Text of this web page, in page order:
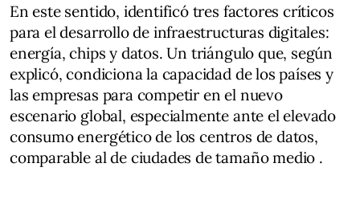
En este sentido, identificó tres factores críticos
para el desarrollo de infraestructuras digitales:
energía, chips y datos. Un triángulo que, según
explicó, condiciona la capacidad de los países y
las empresas para competir en el nuevo
escenario global, especialmente ante el elevado
consumo energético de los centros de datos,
comparable al de ciudades de tamaño medio .